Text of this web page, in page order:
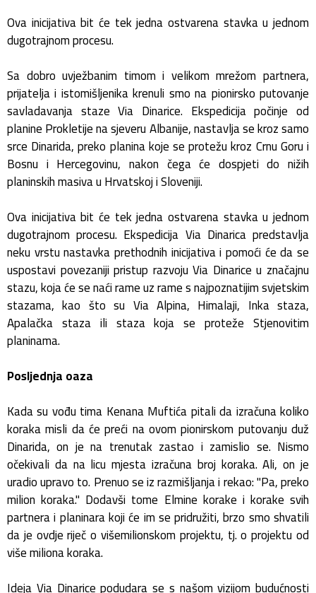
Ova inicijativa bit će tek jedna ostvarena stavka u jednom
dugotrajnom procesu.
Sa dobro uvježbanim timom i velikom mrežom partnera,
prijatelja i istomišljenika krenuli smo na pionirsko putovanje
savladavanja staze Via Dinarice. Ekspedicija počinje od
planine Prokletije na sjeveru Albanije, nastavlja se kroz samo
srce Dinarida, preko planina koje se protežu kroz Crnu Goru i
Bosnu i Hercegovinu, nakon čega će dospjeti do nižih
planinskih masiva u Hrvatskoj i Sloveniji.
Ova inicijativa bit će tek jedna ostvarena stavka u jednom
dugotrajnom procesu. Ekspedicija Via Dinarica predstavlja
neku vrstu nastavka prethodnih inicijativa i pomoći će da se
uspostavi povezaniji pristup razvoju Via Dinarice u značajnu
stazu, koja će se naći rame uz rame s najpoznatijim svjetskim
stazama, kao što su Via Alpina, Himalaji, Inka staza,
Apalačka staza ili staza koja se proteže Stjenovitim
planinama.
Posljednja oaza
Kada su vođu tima Kenana Muftića pitali da izračuna koliko
koraka misli da će preći na ovom pionirskom putovanju duž
Dinarida, on je na trenutak zastao i zamislio se. Nismo
očekivali da na licu mjesta izračuna broj koraka. Ali, on je
uradio upravo to. Prenuo se iz razmišljanja i rekao: "Pa, preko
milion koraka." Dodavši tome Elmine korake i korake svih
partnera i planinara koji će im se pridružiti, brzo smo shvatili
da je ovdje riječ o višemilionskom projektu, tj. o projektu od
više miliona koraka.
Ideja Via Dinarice podudara se s našom vizijom budućnosti